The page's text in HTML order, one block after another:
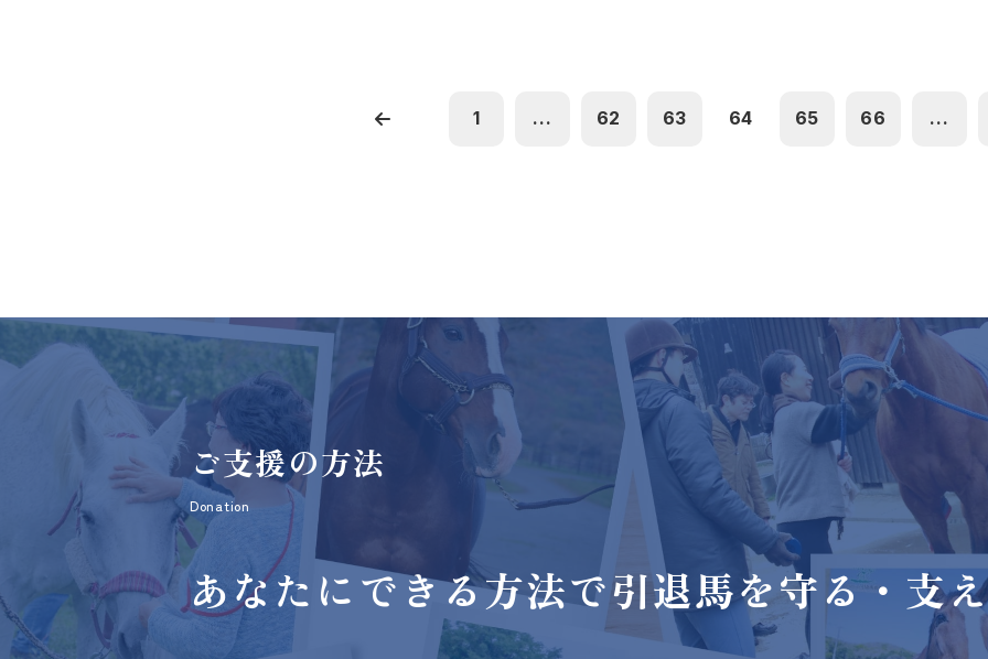
1 ... 62 63 64 65 66 ...
ご支援の方法
Donation
あなたにできる方法で引退馬を守る・支